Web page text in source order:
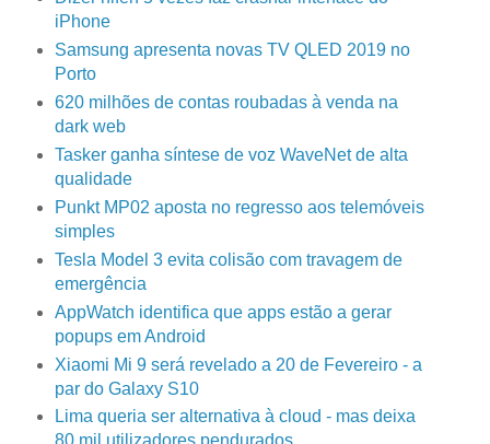
iPhone
Samsung apresenta novas TV QLED 2019 no
Porto
620 milhões de contas roubadas à venda na
dark web
Tasker ganha síntese de voz WaveNet de alta
qualidade
Punkt MP02 aposta no regresso aos telemóveis
simples
Tesla Model 3 evita colisão com travagem de
emergência
AppWatch identifica que apps estão a gerar
popups em Android
Xiaomi Mi 9 será revelado a 20 de Fevereiro - a
par do Galaxy S10
Lima queria ser alternativa à cloud - mas deixa